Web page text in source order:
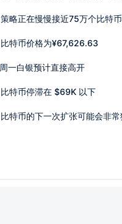
策略正在慢慢接近75万个比特币
比特币价格为¥67,626.63
周一白银预计直接高开
比特币停滞在 $69K 以下
比特币的下一次扩张可能会非常